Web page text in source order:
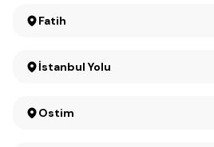
Fatih
İstanbul Yolu
Ostim